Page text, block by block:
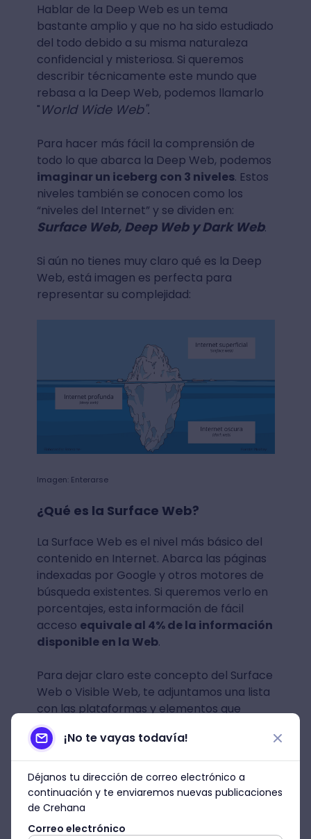
Hablar de la Deep Web es un tema
bastante amplio y que no ha sido estudiado
del todo debido a su misma naturaleza
confidencial y misteriosa. Si queremos
describir técnicamente este mundo que
rebasa a la Deep Web, podemos llamarlo
" World Wide Web".
Para hacer más fácil la comprensión de
todo lo que abarca la Deep Web, podemos
imaginar un iceberg con 3 niveles. Estos
niveles también se conocen como los
“niveles del Internet” y se dividen en:
Surface Web, Deep Web y Dark Web.
Si aún no tienes muy claro qué es la Deep
Web, está imagen es perfecta para
representar su complejidad:
Imagen: Enterarse
¿Qué es la Surface Web?
La Surface Web es el nivel más básico del
contenido en Internet. Abarca las páginas
indexadas por Google y otros motores de
búsqueda existentes. Si queremos verlo en
porcentajes, esta información de fácil
acceso equivale al 4% de la información
disponible en la Web.
Para dejar claro este concepto del Surface
Web o Visible Web, te adjuntamos una lista
con las plataformas y elementos que
forman parte de esta sección de la Web:
Páginas encontradas por Google, Bing
oReddit
Respuestas de Yahoo
¡No te vayas todavía!
Déjanos tu dirección de correo electrónico a
continuación y te enviaremos nuevas publicaciones
de Crehana
Correo electrónico